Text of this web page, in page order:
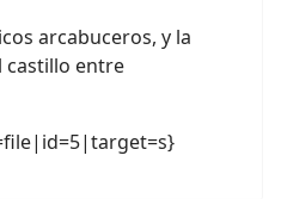
arcabuceros, y la
castillo entre